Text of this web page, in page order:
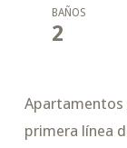
BAÑOS
2
Apartamentos
primera línea